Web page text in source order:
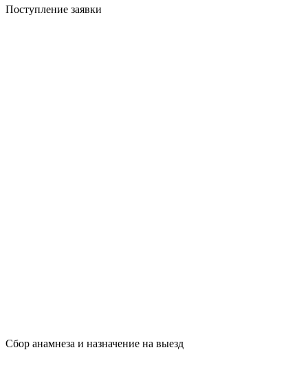
Поступление заявки
Сбор анамнеза и назначение на выезд